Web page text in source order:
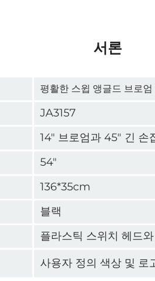
서론
평활한 스윕 앵글드 브로엄
JA3157
14" 브로엄과 45" 긴 손
54"
136*35cm
블랙
플라스틱 스위치 헤드
사용자 정의 색상 및 로